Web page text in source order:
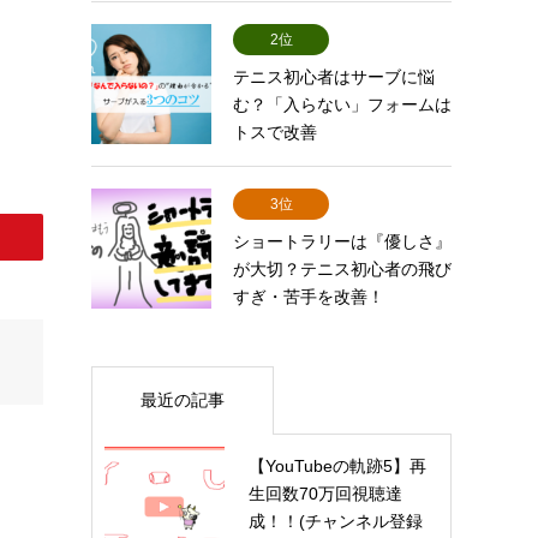
2位
テニス初心者はサーブに悩
む？「入らない」フォームは
トスで改善
3位
ショートラリーは『優しさ』
が大切？テニス初心者の飛び
すぎ・苦手を改善！
最近の記事
【YouTubeの軌跡5】再
生回数70万回視聴達
成！！(チャンネル登録